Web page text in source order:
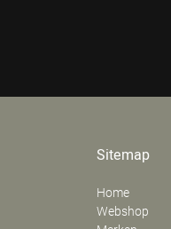
Sitemap
Home
Webshop